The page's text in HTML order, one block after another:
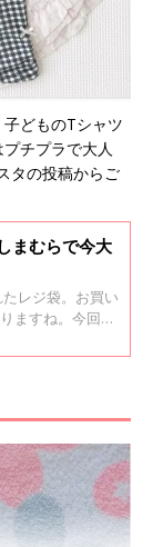
どものTシャツ
チプラで大人
タの投稿からご
まむらで今大
レジ袋。お買い
ますね。今回は
人気過ぎて品薄